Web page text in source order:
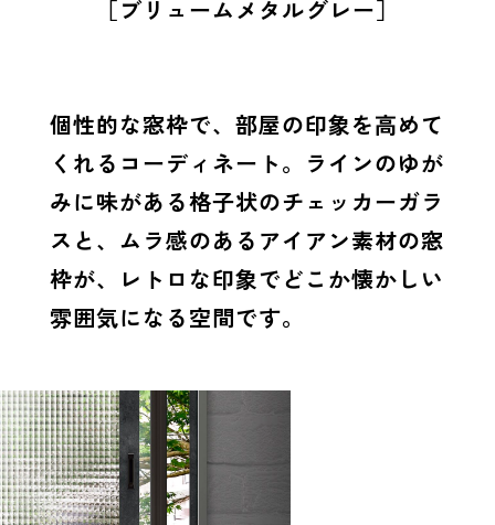
［ブリュームメタルグレー］
個性的な窓枠で、部屋の印象を高めて
くれるコーディネート。ラインのゆが
みに味がある格子状のチェッカーガラ
スと、ムラ感のあるアイアン素材の窓
枠が、レトロな印象でどこか懐かしい
雰囲気になる空間です。